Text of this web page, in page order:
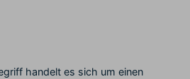
handelt es sich um einen